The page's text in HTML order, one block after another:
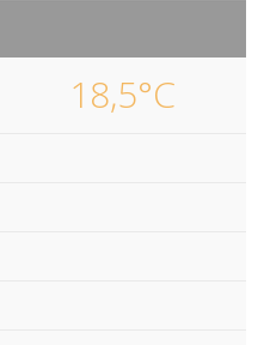
18,5°C